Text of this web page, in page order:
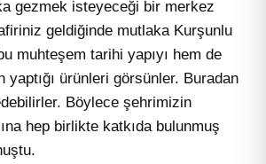
gezmek isteyeceği bir merkez
geldiğinde mutlaka Kurşunlu
muhteşem tarihi yapıyı hem de
yaptığı ürünleri görsünler. Buradan
Böylece şehrimizin
hep birlikte katkıda bulunmuş